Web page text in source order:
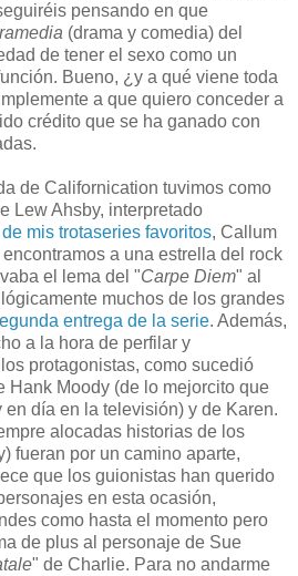
pensando en que
(drama y comedia) del
de tener el sexo como un
Bueno, ¿y a qué viene toda
a que quiero conceder a
crédito que se ha ganado con
de Californication tuvimos como
Lew Ahsby, interpretado
de mis trotaseries favoritos, Callum
a una estrella del rock
el lema del "Carpe Diem" al
muchos de los grandes
entrega de la serie. Además,
a la hora de perfilar y
protagonistas, como sucedió
Hank Moody (de lo mejorcito que
día en la televisión) y de Karen.
alocadas historias de los
fueran por un camino aparte,
que los guionistas han querido
en esta ocasión,
como hasta el momento pero
de plus al personaje de Sue
" de Charlie. Para no andarme